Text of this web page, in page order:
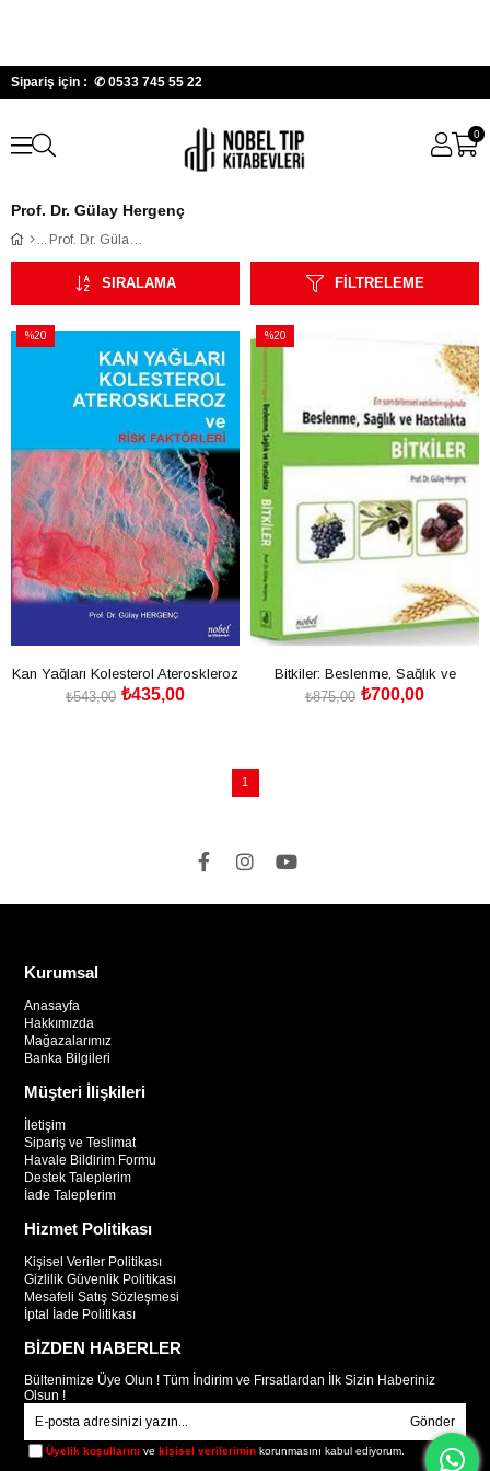
Sipariş için : ✆ 0533 745 55 22
0
Prof. Dr. Gülay Hergenç
Prof. Dr. Gülay Hergenç
FILTRELEME
SIRALAMA
%20
Kan Yağları Kolesterol Ateroskleroz
ve Risk Faktörleri
₺435,00
₺543,00
%20
Bitkiler: Beslenme, Sağlık ve
Hastalıkta
₺700,00
₺875,00
1
Kurumsal
Anasayfa
Hakkımızda
Mağazalarımız
Banka Bilgileri
Müşteri İlişkileri
İletişim
Sipariş ve Teslimat
Havale Bildirim Formu
Destek Taleplerim
İade Taleplerim
Hizmet Politikası
Kişisel Veriler Politikası
Gizlilik Güvenlik Politikası
Mesafeli Satış Sözleşmesi
İptal İade Politikası
BİZDEN HABERLER
Bültenimize Üye Olun ! Tüm İndirim ve Fırsatlardan İlk Sizin Haberiniz
Olsun !
Gönder
Üyelik koşullarını vekişisel verilerimin korunmasını kabul ediyorum.